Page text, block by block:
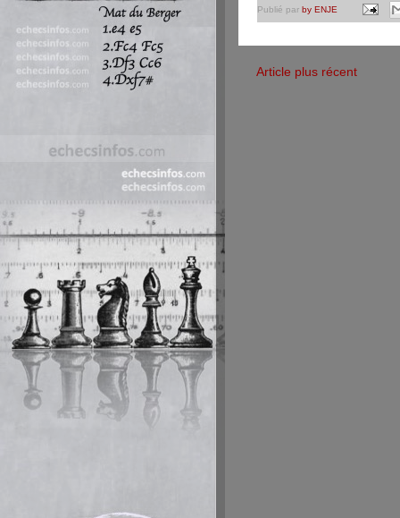
Publié par by ENJE
Article plus récent